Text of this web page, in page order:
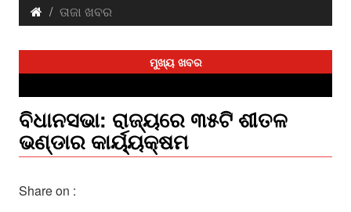
ତାଜା ଖବର
ମୁଖ୍ୟ ଖବର
ବିଧାନସଭା: ରାଜ୍ୟରେ ୩୫ଟି ଶୀତଳ
ଭଣ୍ଡାର କାର୍ୟ୍ୟକ୍ଷମ
Share on :